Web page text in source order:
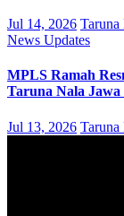
Jul 14, 2026 Taruna
News Updates
MPLS Ramah
Taruna Nala
Jul 13, 2026 Taruna